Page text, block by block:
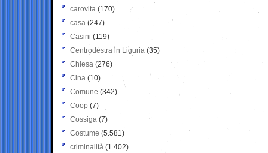
carovita (170)
casa (247)
Casini (119)
Centrodestra in Liguria (35)
Chiesa (276)
Cina (10)
Comune (342)
Coop (7)
Cossiga (7)
Costume (5.581)
criminalità (1.402)